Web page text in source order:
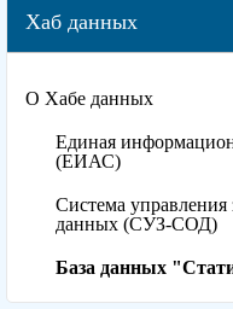
Хаб данных
О Хабе данных
Единая
(ЕИАС)
Система
данных (СУЗ-СОД)
База данных